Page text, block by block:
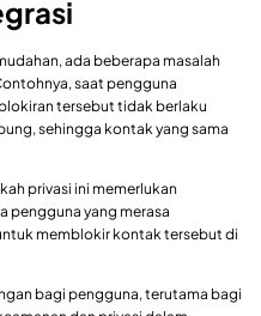
ada beberapa masalah
saat pengguna
tersebut tidak berlaku
sehingga kontak yang sama
privasi ini memerlukan
pengguna yang merasa
memblokir kontak tersebut di
bagi pengguna, terutama bagi